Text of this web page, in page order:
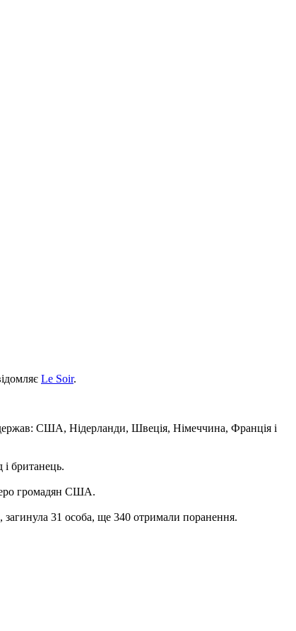
Le Soir.
США, Нідерланди, Швеція, Німеччина, Франція і
і британець.
громадян США.
загинула 31 особа, ще 340 отримали поранення.